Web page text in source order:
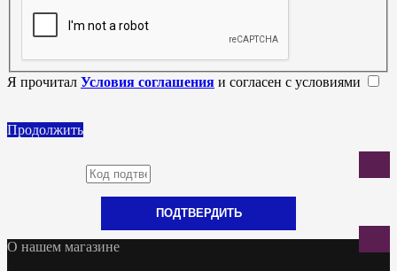
Я прочитал Условия соглашения и согласен с условиями
Продолжить
ПОДТВЕРДИТЬ
О нашем магазине